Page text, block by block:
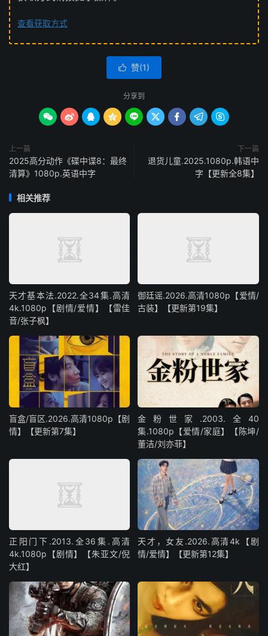
查看获取方式
 赞(1)
分享到
        
上一篇
2025高分动作《碟中谍8：最终
清算》1080p.英语中字
下一篇
退货儿童.2025.1080p.韩语中
字【更新全8集】
相关推荐
天才基本法.2022.全34集.高清
4k.1080p【剧情/爱情】【雷佳
音/张子枫】
御廷谣.2026.高清1080p【爱情/
古装】【更新第19集】
盲盒/盲区.2026.高清1080p【剧
情】【更新第7集】
金粉世家.2003.全40
集.1080p【爱情/家庭】【陈坤/
董洁/刘亦菲】
正阳门下.2013.全36集.高清
4k.1080p【剧情】【朱亚文/倪
大红】
天才，女友.2026.高清4k【剧
情/爱情】【更新第12集】